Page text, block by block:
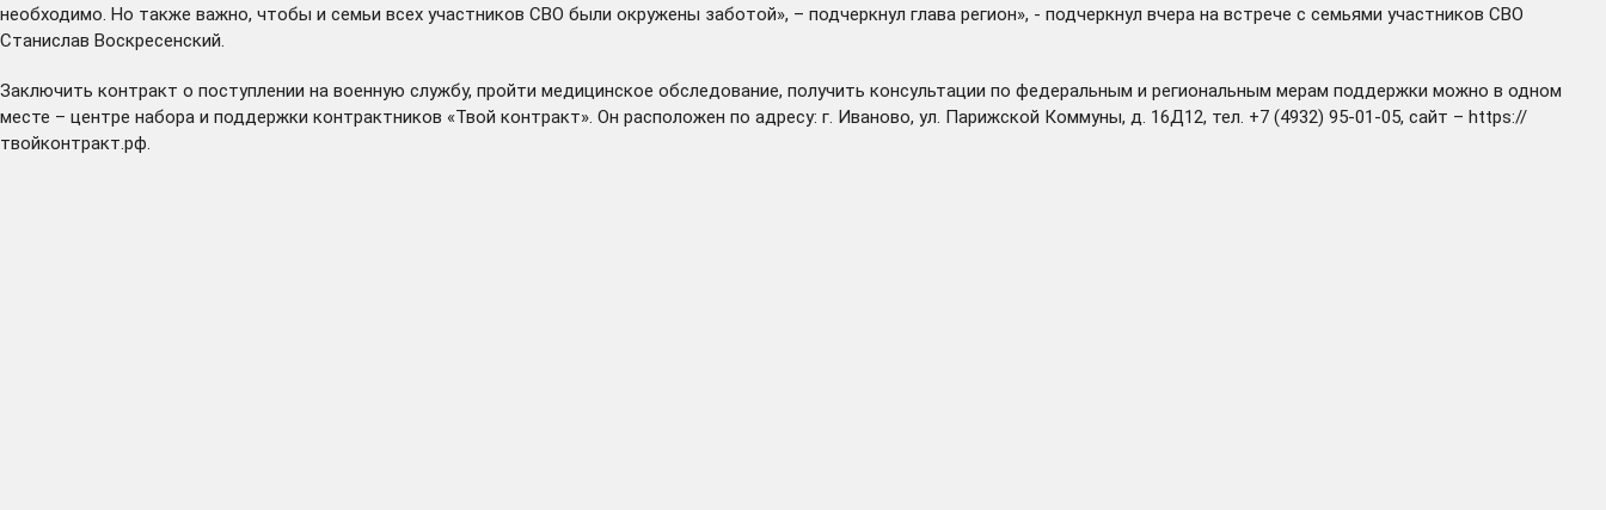
необходимо. Но также важно, чтобы и семьи всех участников СВО были окружены заботой», – подчеркнул глава регион», - подчеркнул вчера на встрече с семьями участников СВО
Станислав Воскресенский.
Заключить контракт о поступлении на военную службу, пройти медицинское обследование, получить консультации по федеральным и региональным мерам поддержки можно в одном
месте – центре набора и поддержки контрактников «Твой контракт». Он расположен по адресу: г. Иваново, ул. Парижской Коммуны, д. 16Д12, тел. +7 (4932) 95-01-05, сайт – https://
твойконтракт.рф